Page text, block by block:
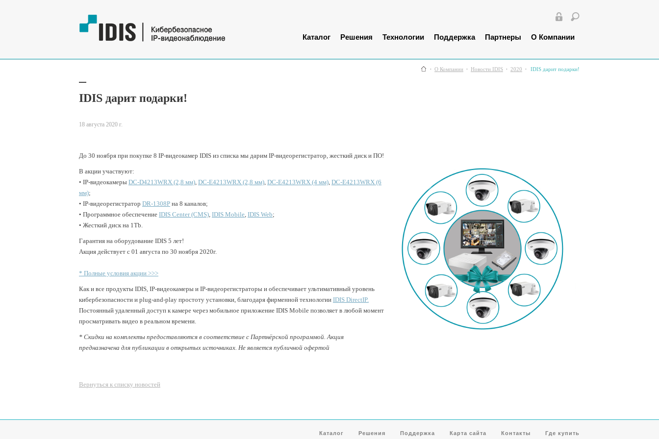
Каталог Решения Технологии Поддержка Партнеры О Компании
О Компании Новости IDIS 2020 IDIS дарит подарки!
IDIS дарит подарки!
18 августа 2020 г.
До 30 ноября при покупке 8 IP-видеокамер IDIS из списка мы дарим IP-видеорегистратор, жесткий диск и ПО!
В акции участвуют:
• IP-видеокамеры DC-D4213WRX (2,8 мм), DC-E4213WRX (2,8 мм), DC-E4213WRX (4 мм), DC-E4213WRX (6
мм);
• IP-видеорегистратор DR-1308P на 8 каналов;
• Программное обеспечение IDIS Center (CMS), IDIS Mobile, IDIS Web;
• Жесткий диск на 1Tb.
Гарантия на оборудование IDIS 5 лет!
Акция действует с 01 августа по 30 ноября 2020г.
* Полные условия акции >>>
Как и все продукты IDIS, IP-видеокамеры и IP-видеорегистраторы и обеспечивает ультимативный уровень
кибербезопасности и plug-and-play простоту установки, благодаря фирменной технологии IDIS DirectIP.
Постоянный удаленный доступ к камере через мобильное приложение IDIS Mobile позволяет в любой момент
просматривать видео в реальном времени.
* Скидки на комплекты предоставляются в соответствие с Партнёрской программой. Акция
предназначена для публикации в открытых источниках. Не является публичной офертой
Вернуться к списку новостей
Каталог Решения Поддержка Карта сайта Контакты Где купить